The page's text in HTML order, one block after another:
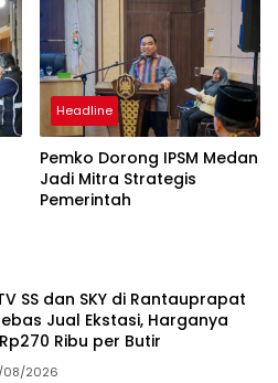
Headline
Pemko Dorong IPSM Medan
Jadi Mitra Strategis
Pemerintah
SS dan SKY di Rantauprapat
Jual Ekstasi, Harganya
Ribu per Butir
08/2026